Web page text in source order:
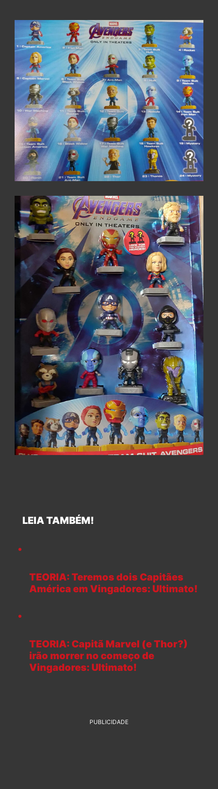
LEIA TAMBÉM!
TEORIA: Teremos dois Capitães
América em Vingadores: Ultimato!
TEORIA: Capitã Marvel (e Thor?)
irão morrer no começo de
Vingadores: Ultimato!
PUBLICIDADE